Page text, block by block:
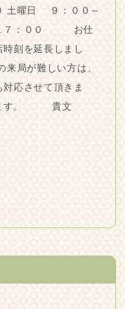
土曜日 ９：００～
７：００ お仕
刻を延長しまし
局が難しい方は、
応させて頂きま
します。 貴文